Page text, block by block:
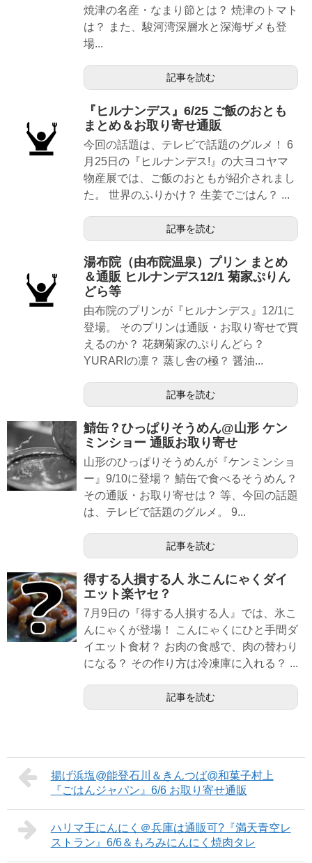
焼津の名産・なまり節とは？ 焼津のトマト
は？ また、駿河湾深層水と深海ザメも登
場...
記事を読む
『ヒルナンデス』6/25 ご飯のおとも
まとめ＆お取り寄せ通販
今回の話題は、テレビで話題のグルメ！ 6
月25日の『ヒルナンデス!』の大ヨコヤマ
物産展では、ご飯のおともが紹介されまし
た。 世界のふりかけ？ 生姜でごはん？ ...
記事を読む
湯布院（由布院温泉）プリン まとめ
＆通販 ヒルナンデス12/1 菊家ぷりん
どら等
由布院のプリンが『ヒルナンデス』12/1に
登場。 そのプリンは通販・お取り寄せで買
えるのか？ 花麹菊家のぷりんどら？
YURARIの凛？ 蒸し舎の極？ 醤油...
記事を読む
鯖缶？ひっぱりそうめん@山形 ケン
ミンショー 通販お取り寄せ
山形のひっぱりそうめんが『ケンミンショ
ー』9/10に登場？ 鯖缶で食べるそうめん？
その通販・お取り寄せは？ 等、今回の話題
は、テレビで話題のグルメ。 9...
記事を読む
得する人損する人 氷こんにゃくダイ
エット楽ヤセ？
7月9日の『得する人損する人』では、氷こ
んにゃくが登場！ こんにゃくにひと手間ダ
イエット食材？ お肉の食感で、肉の替わり
になる？ その作り方は冷凍庫に入れる？ ...
記事を読む
揚げ浜塩@能登石川＆きんつば@和菓子村上
『ごはんジャパン』6/6 お取り寄せ通販
ハリマ王にんにく＠兵庫は通販可?『満天青空レ
ストラン』6/6＆もろみにんにく焼肉タレ